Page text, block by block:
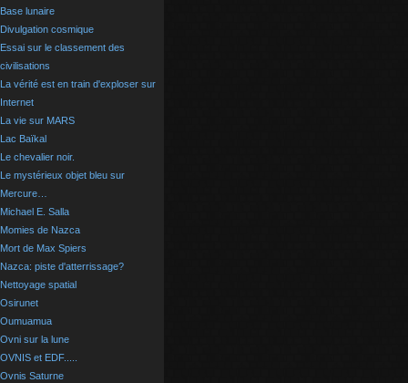
Base lunaire
Divulgation cosmique
Essai sur le classement des
civilisations
La vérité est en train d'exploser sur
Internet
La vie sur MARS
Lac Baïkal
Le chevalier noir.
Le mystérieux objet bleu sur
Mercure…
Michael E. Salla
Momies de Nazca
Mort de Max Spiers
Nazca: piste d'atterrissage?
Nettoyage spatial
Osirunet
Oumuamua
Ovni sur la lune
OVNIS et EDF.....
Ovnis Saturne